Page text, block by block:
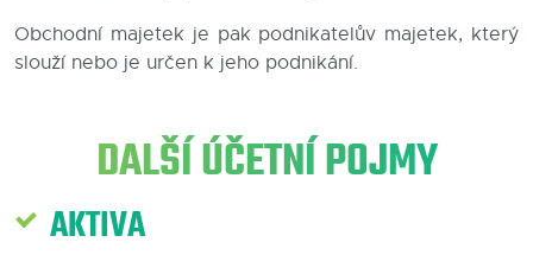
Obchodní majetek je pak podnikatelův majetek, který
slouží nebo je určen k jeho podnikání.
DALŠÍ ÚČETNÍ POJMY
AKTIVA